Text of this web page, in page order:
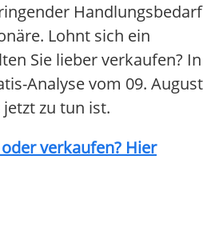
Handlungsbedarf
Lohnt sich ein
Sie lieber verkaufen? In
Analyse vom 09. August
zu tun ist.
verkaufen? Hier